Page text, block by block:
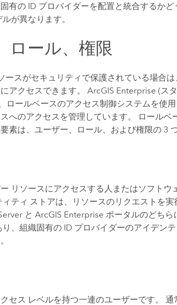
有の ID プロバイダーを配置と統合するかど
が異なります。
ロール、権限
ースがセキュリティで保護されている場合
アクセスできます。ArcGIS Enterprise (ス
ロールベースのアクセス制御システムを使
へのアクセスを管理しています。 ロールベ
素は、ユーザー、ロール、および権限の 3 つ
リソースにアクセスする人またはソフトウ
ティ ストアは、リソースのリクエストを実
とArcGIS Enterprise ポータルのどちら
、組織固有の ID プロバイダーのアイデン
セス レベルを持つ一連のユーザーです。